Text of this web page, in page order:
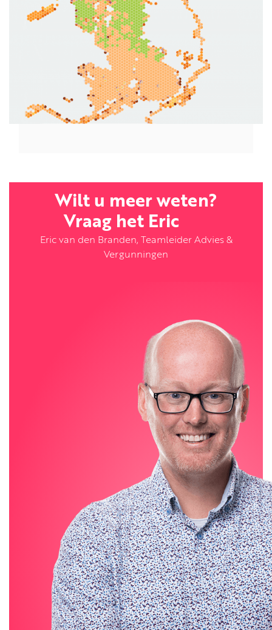
Wilt u meer weten?
Vraag het Eric
Eric van den Branden, Teamleider Advies &
Vergunningen